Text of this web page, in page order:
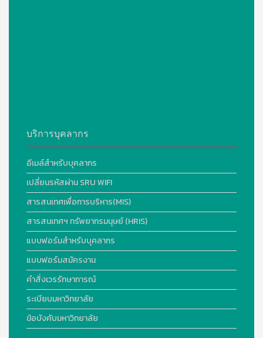
บริการบุคลากร
อีเมล์สำหรับบุคลากร
เปลี่ยนรหัสผ่าน SRU WIFI
สารสนเทศเพื่อการบริหาร(MIS)
สารสนเทศฯ ทรัพยากรมนุษย์ (HRIS)
แบบฟอร์มสำหรับบุคลากร
แบบฟอร์มสมัครงาน
คำสั่งเวรรักษาการณ์
ระเบียบมหาวิทยาลัย
ข้อบังคับมหาวิทยาลัย